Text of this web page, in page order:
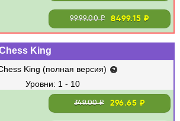
9999.00 ₽ 8499.15 ₽
King
King (полная версия)
1 - 10
349.00 ₽ 296.65 ₽